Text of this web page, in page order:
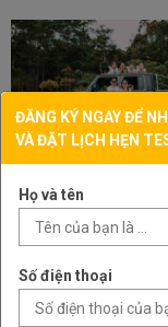
ĐĂNG KÝ NGAY ĐỂ
VÀ ĐẶT LỊCH HẸN
Họ và tên
Số điện thoại